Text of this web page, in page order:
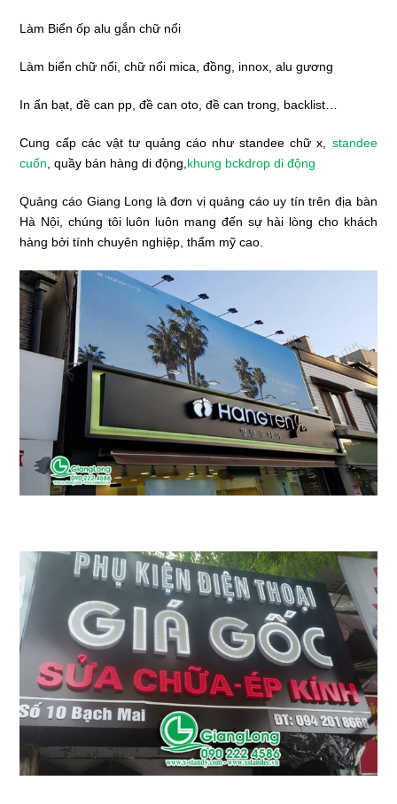
Làm Biển ốp alu gắn chữ nổi
Làm biển chữ nổi, chữ nổi mica, đồng, innox, alu gương
In ấn bạt, đề can pp, đề can oto, đề can trong, backlist…
Cung cấp các vật tư quảng cáo như standee chữ x, standee
cuốn , quầy bán hàng di động, khung bckdrop di động
Quảng cáo Giang Long là đơn vị quảng cáo uy tín trên địa bàn
Hà Nội, chúng tôi luôn luôn mang đến sự hài lòng cho khách
hàng bởi tính chuyên nghiệp, thẩm mỹ cao.